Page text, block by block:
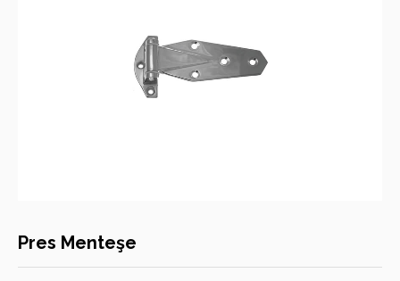
Pres Menteşe